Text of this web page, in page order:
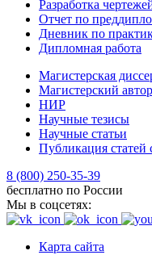
Разработка
Отчет по
Дневник по
Дипломная работа
Магистерская
Магистерский
НИР
Научные тезисы
Научные статьи
Публикация статей
8 (800) 250-35-39
бесплатно по России
Мы в соцсетях:
Карта сайта